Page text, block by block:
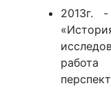
2013г.